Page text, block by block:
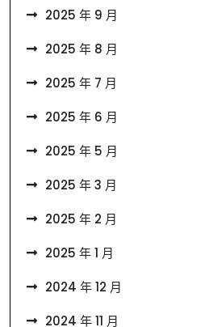
2025 年 9 月
2025 年 8 月
2025 年 7 月
2025 年 6 月
2025 年 5 月
2025 年 3 月
2025 年 2 月
2025 年 1 月
2024 年 12 月
2024 年 11 月